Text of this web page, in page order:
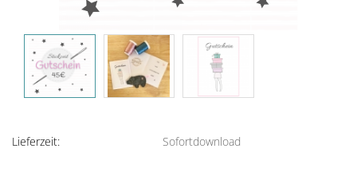
Lieferzeit: Sofortdownload